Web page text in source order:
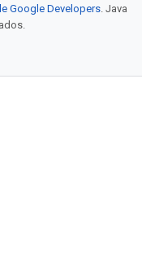
Google Developers. Java